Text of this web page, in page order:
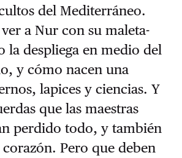
del Mediterráneo.
a Nur con su maleta-
la despliega en medio del
y cómo nacen una
lapices y ciencias. Y
que las maestras
perdido todo, y también
Pero que deben